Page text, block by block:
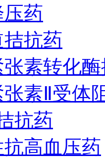
药
抗药
张素转化
张素Ⅱ受体
抗药
高血压药